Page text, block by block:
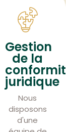
Gestion
de la
conformité
juridique
Nous
disposons
d'une